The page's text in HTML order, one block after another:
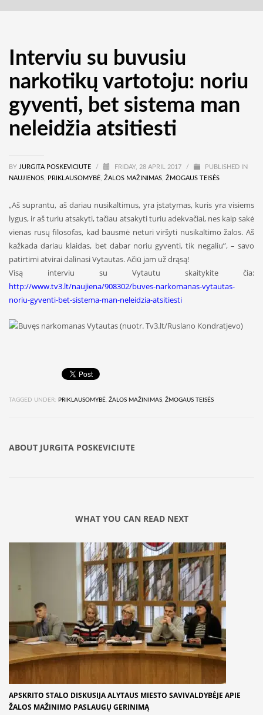
Interviu su buvusiu
narkotikų vartotoju: noriu
gyventi, bet sistema man
neleidžia atsitiesti
BY JURGITA POSKEVICIUTE / FRIDAY, 28 APRIL 2017 /
PUBLISHED IN
NAUJIENOS
PRIKLAUSOMYBĖ ŽALOS MAŽINIMAS ŽMOGAUS TEISĖS
„Aš suprantu, aš dariau nusikaltimus, yra įstatymas, kuris yra visiems
lygus, ir aš turiu atsakyti, tačiau atsakyti turiu adekvačiai, nes kaip sakė
vienas rusų filosofas, kad bausmė neturi viršyti nusikaltimo žalos. Aš
kažkada dariau klaidas, bet dabar noriu gyventi, tik negaliu”, – savo
patirtimi atvirai dalinasi Vytautas. Ačiū jam už drąsą!
Visą interviu su Vytautu skaitykite čia:
http://www.tv3.lt/naujiena/908302/buves-narkomanas-vytautas-
noriu-gyventi-bet-sistema-man-neleidzia-atsitiesti
TAGGED UNDER: PRIKLAUSOMYBĖ, ŽALOS MAŽINIMAS, ŽMOGAUS TEISĖS
ABOUT JURGITA POSKEVICIUTE
WHAT YOU CAN READ NEXT
APSKRITO STALO DISKUSIJA ALYTAUS MIESTO SAVIVALDYBĖJE APIE
ŽALOS MAŽINIMO PASLAUGŲ GERINIMĄ